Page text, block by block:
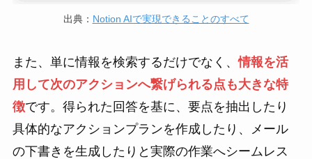
出典： Notion AIで実現できることのすべて
また、単に情報を検索するだけでなく、情報を活
用して次のアクションへ繋げられる点も大きな特
徴です。得られた回答を基に、要点を抽出したり
具体的なアクションプランを作成したり、メール
の下書きを生成したりと実際の作業へシームレス